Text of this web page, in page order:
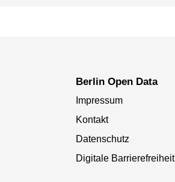
Berlin Open Data
Impressum
Kontakt
Datenschutz
Digitale Barrierefreiheit